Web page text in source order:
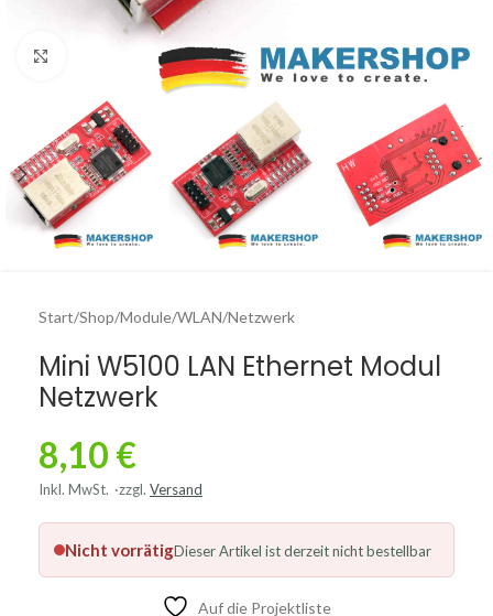
Click to enlarge
Start/Shop/Module/WLAN/Netzwerk
Mini W5100 LAN Ethernet Modul
Netzwerk
8,10 €
Inkl. MwSt. zzgl. Versand
Nicht vorrätigDieser Artikel ist derzeit nicht bestellbar
Auf die Projektliste